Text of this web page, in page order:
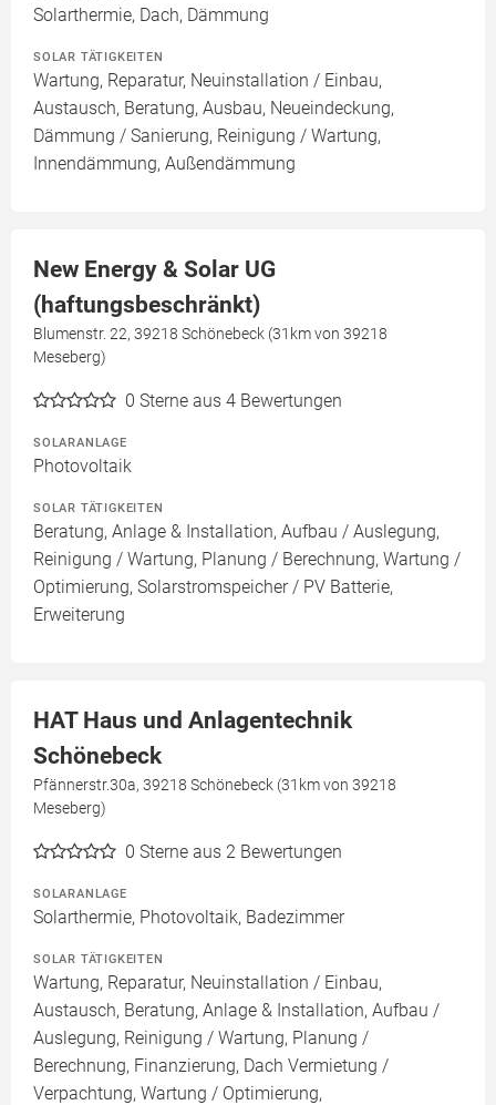
Solarthermie, Dach, Dämmung
SOLAR TÄTIGKEITEN
Wartung, Reparatur, Neuinstallation / Einbau,
Austausch, Beratung, Ausbau, Neueindeckung,
Dämmung / Sanierung, Reinigung / Wartung,
Innendämmung, Außendämmung
New Energy & Solar UG
(haftungsbeschränkt)
Blumenstr. 22, 39218 Schönebeck (31km von 39218
Meseberg)
0 Sterne aus 4 Bewertungen
SOLARANLAGE
Photovoltaik
SOLAR TÄTIGKEITEN
Beratung, Anlage & Installation, Aufbau / Auslegung,
Reinigung / Wartung, Planung / Berechnung, Wartung /
Optimierung, Solarstromspeicher / PV Batterie,
Erweiterung
HAT Haus und Anlagentechnik
Schönebeck
Pfännerstr.30a, 39218 Schönebeck (31km von 39218
Meseberg)
0 Sterne aus 2 Bewertungen
SOLARANLAGE
Solarthermie, Photovoltaik, Badezimmer
SOLAR TÄTIGKEITEN
Wartung, Reparatur, Neuinstallation / Einbau,
Austausch, Beratung, Anlage & Installation, Aufbau /
Auslegung, Reinigung / Wartung, Planung /
Berechnung, Finanzierung, Dach Vermietung /
Verpachtung, Wartung / Optimierung,